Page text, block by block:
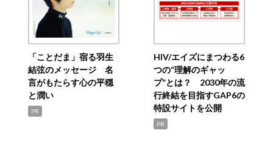
「ことだま」宿る羽生
結弦のメッセージ 名
言がもたらす心の平穏
と潤い
PR
HIV/エイズにまつわる6
つの“理解のギャッ
プ”とは？ 2030年の流
行終結を目指すGAP6の
特設サイトを公開
PR